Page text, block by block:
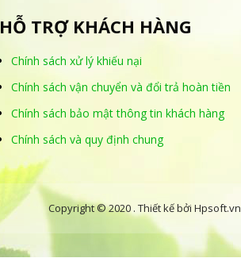
HỖ TRỢ KHÁCH HÀNG
Chính sách xử lý khiếu nại
Chính sách vận chuyển và đổi trả hoàn tiền
Chính sách bảo mật thông tin khách hàng
Chính sách và quy định chung
Copyright © 2020 . Thiết kế bởi Hpsoft.vn